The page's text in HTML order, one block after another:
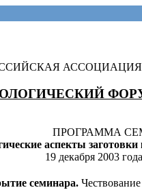
ПРОГРАММА
аспекты
19 декабря 2003
семинара.Чествование